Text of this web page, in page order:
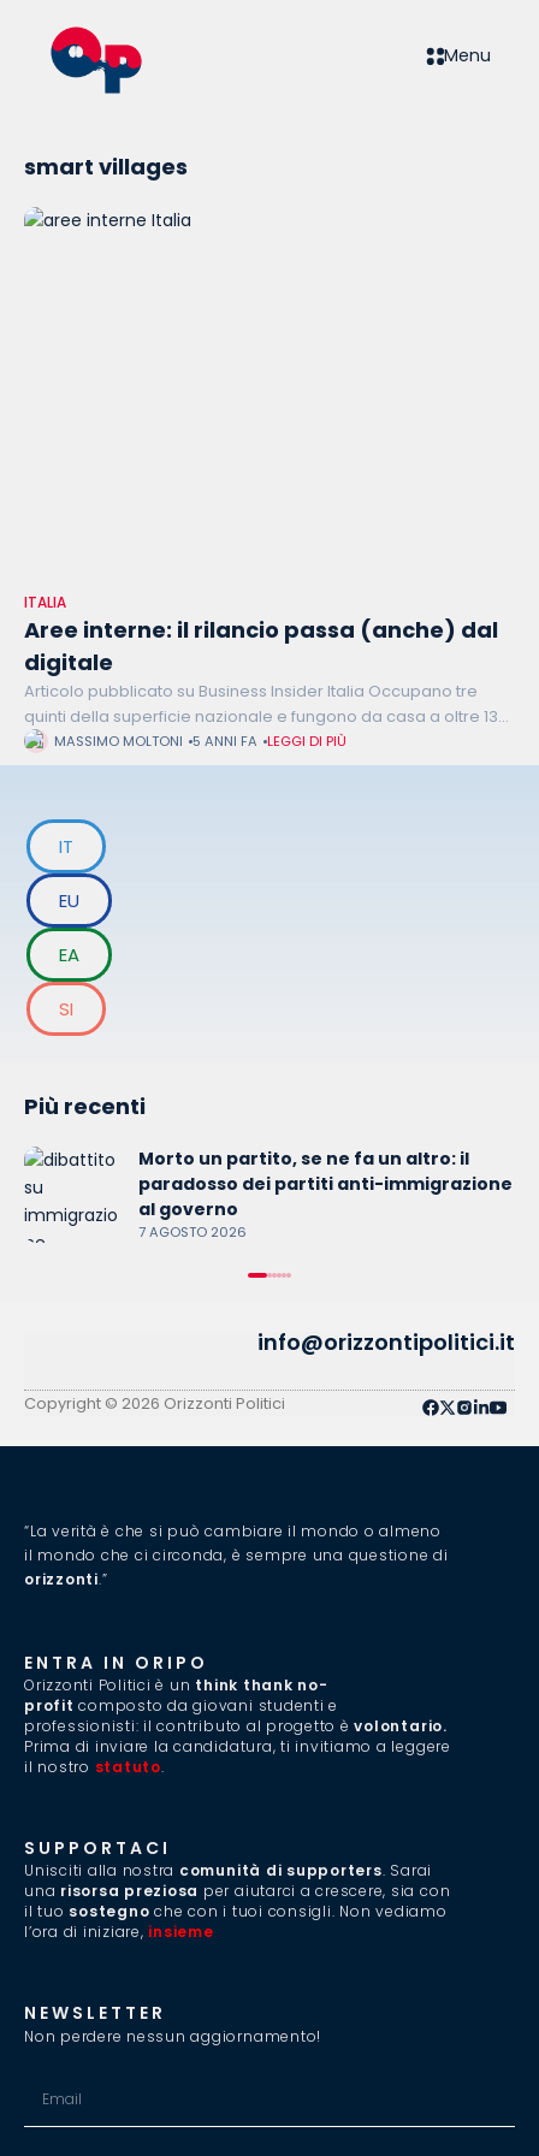
Menu
smart villages
ITALIA
Aree interne: il rilancio passa (anche) dal
digitale
Articolo pubblicato su Business Insider Italia Occupano tre
quinti della superficie nazionale e fungono da casa a oltre 13
milioni di italiani: sono le aree interne d’Italia, ovvero
quell’insieme di
MASSIMO MOLTONI 5 ANNI FA LEGGI DI PIÙ
IT
EU
EA
SI
Più recenti
Morto un partito, se ne fa un altro: il
paradosso dei partiti anti-immigrazione
al governo
7 AGOSTO 2026
info@orizzontipolitici.it
Copyright © 2026 Orizzonti Politici
“La verità è che si può cambiare il mondo o almeno
il mondo che ci circonda, è sempre una questione di
orizzonti.”
ENTRA IN ORIPO
Orizzonti Politici è un think thank no-
profit composto da giovani studenti e
professionisti: il contributo al progetto èvolontario.
Prima di inviare la candidatura, ti invitiamo a leggere
il nostro statuto.
SUPPORTACI
Unisciti alla nostra comunità di supporters. Sarai
una risorsa preziosa per aiutarci a crescere, sia con
il tuo sostegno che con i tuoi consigli. Non vediamo
l’ora di iniziare, insieme
NEWSLETTER
Non perdere nessun aggiornamento!